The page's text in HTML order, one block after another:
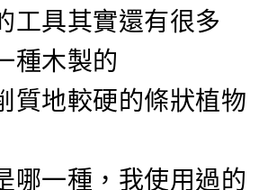
工具其實還有很多
種木製的
質地較硬的條狀植物
哪一種，我使用過的